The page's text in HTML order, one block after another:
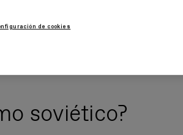
países, sobre todo de la esfera soviética.
soviética
edificios, y su honestidad en la
oficiales, como sucedió en sus
soviético?
de cookies